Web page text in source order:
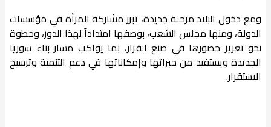
ومع دخول البلاد مرحلة جديدة، تبرز مشاركة المرأة في مؤسسات
الدولة، ومنها مجلس الشعب، بوصفها امتداداً لهذا الدور، وخطوة
نحو تعزيز حضورها في صنع القرار، بما يواكب مسار بناء سوريا
الجديدة ويستفيد من خبراتها وإمكاناتها في دعم التنمية وترسيخ
الاستقرار.